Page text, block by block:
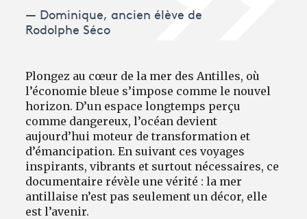
Dominique, ancien élève de
Rodolphe Séco
Plongez au cœur de la mer des Antilles, où
l’économie bleue s’impose comme le nouvel
horizon. D’un espace longtemps perçu
comme dangereux, l’océan devient
aujourd’hui moteur de transformation et
d’émancipation. En suivant ces voyages
inspirants, vibrants et surtout nécessaires, ce
documentaire révèle une vérité : la mer
antillaise n’est pas seulement un décor, elle
est l’avenir.